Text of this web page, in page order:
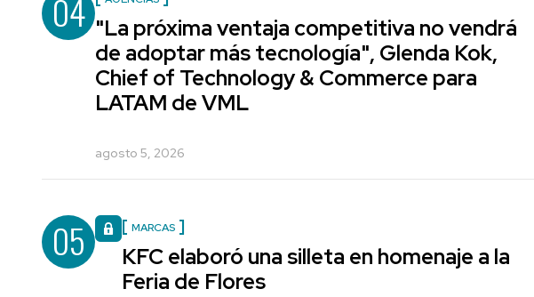
04 "La próxima ventaja competitiva no vendrá
de adoptar más tecnología", Glenda Kok,
Chief of Technology & Commerce para
LATAM de VML
agosto 5, 2026
05 MARCAS
KFC elaboró una silleta en homenaje a la
Feria de Flores